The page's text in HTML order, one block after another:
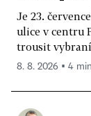
Je 23.
ulice v centru
trousit
8. 8. 2026 ▪ 4